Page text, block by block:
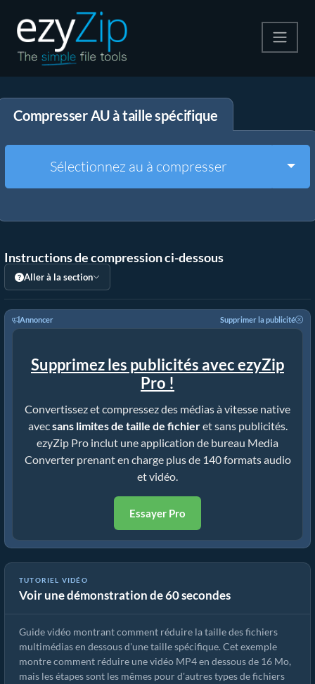
Décompresser
Autres outils
Compresser AU à taille spécifique
Sélectionnez au à compresser
Instructions de compression ci-dessous
Aller à la section
Annoncer Supprimer la publicité
Supprimez les publicités avec ezyZip
Pro !
Convertissez et compressez des médias à vitesse native
avecsans limites de taille de fichieret sans publicités.
ezyZip Pro inclut une application de bureau Media
Converter prenant en charge plus de 140 formats audio
et vidéo.
Essayer Pro
TUTORIEL VIDÉO
Voir une démonstration de 60 secondes
Comment réduire un MP4 à 16 Mo (Guide simple)
Guide vidéo montrant comment réduire la taille des fichiers
multimédias en dessous d'une taille spécifique. Cet exemple
montre comment réduire une vidéo MP4 en dessous de 16 Mo,
mais les étapes sont les mêmes pour d'autres types de fichiers